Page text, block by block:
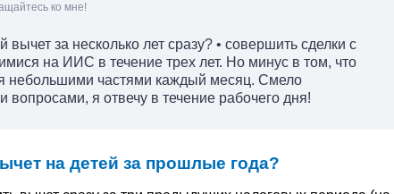
ко мне!
за несколько лет сразу? • совершить сделки с
на ИИС в течение трех лет. Но минус в том, что
небольшими частями каждый месяц. Смело
я отвечу в течение рабочего дня!
на детей за прошлые года?